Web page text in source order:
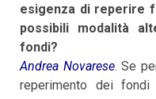
esigenza di reperire
possibili modalità
fondi?
Andrea Novarese. Se
reperimento dei